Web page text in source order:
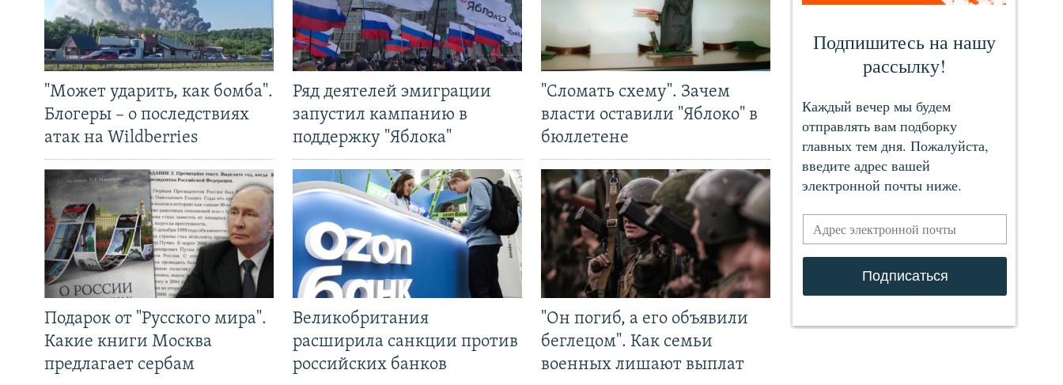
"Может ударить, как бомба".
Блогеры – о последствиях
атак на Wildberries
Подарок от "Русского мира".
Какие книги Москва
предлагает сербам
Ряд деятелей эмиграции
запустил кампанию в
поддержку "Яблока"
Великобритания
расширила санкции против
российских банков
"Сломать схему". Зачем
власти оставили "Яблоко" в
бюллетене
"Он погиб, а его объявили
беглецом". Как семьи
военных лишают выплат